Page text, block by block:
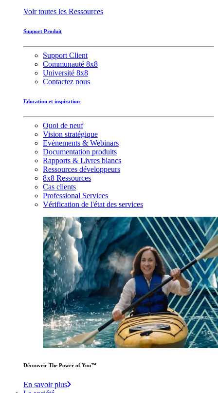
Voir toutes les Ressources
Support Produit
Support Client
Communauté 8x8
Université 8x8
Contactez nous
Education et inspiration
Quoi de neuf
Vision stratégique
Evénements & Webinars
Documentation produits
Rapports & Livres blancs
Ressources développeurs
8x8 Ressources
Cas clients
Professional Services
Vérification de l'état des services
Découvrir The Power of You™️
En savoir plus